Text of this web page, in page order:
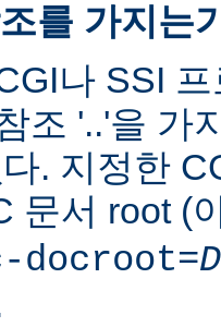
를 가지는
나 SSI
조 '..'을 가
. 지정한
문서 root (
docroot=